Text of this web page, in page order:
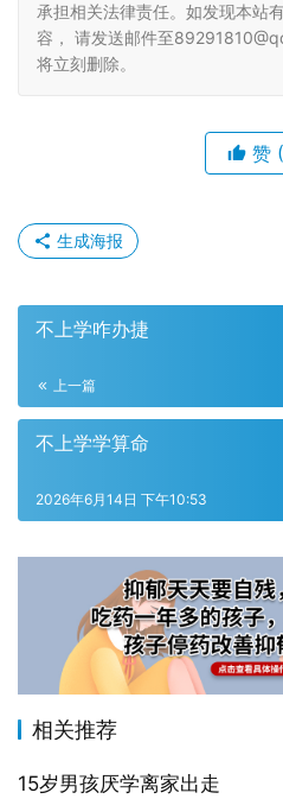
承担相关法律责任。如发现本站
容， 请发送邮件至
将立刻删除。
赞
生成海报
不上学咋办捷
上一篇
不上学学算命
2026年6月14日 下午10:53
相关推荐
15岁男孩厌学离家出走